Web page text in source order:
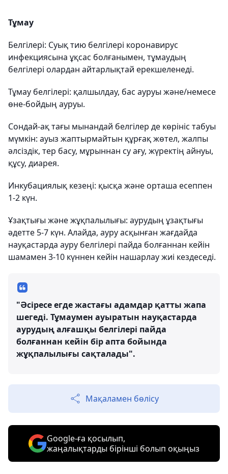
Тұмау
Белгілері: Суық тию белгілері коронавирус
инфекциясына ұқсас болғанымен, тұмаудың
белгілері олардан айтарлықтай ерекшеленеді.
Тұмау белгілері: қалшылдау, бас ауруы және/немесе
өне-бойдың ауруы.
Сондай-ақ тағы мынандай белгілер де көрініс табуы
мүмкін: ауыз жаптырмайтын құрғақ жөтел, жалпы
әлсіздік, тер басу, мұрыннан су ағу, жүректің айнуы,
құсу, диарея.
Инкубациялық кезеңі: қысқа және орташа есеппен
1-2 күн.
Ұзақтығы және жұқпалылығы: аурудың ұзақтығы
әдетте 5-7 күн. Алайда, ауру асқынған жағдайда
науқастарда ауру белгілері пайда болғаннан кейін
шамамен 3-10 күннен кейін нашарлау жиі кездеседі.
"Әсіресе егде жастағы адамдар қатты жапа
шегеді. Тұмаумен ауыратын науқастарда
аурудың алғашқы белгілері пайда
болғаннан кейін бір апта бойында
жұқпалылығы сақталады".
Мақаламен бөлісу
Google-ға қосылып,
жаңалықтарды бірінші болып оқыңыз